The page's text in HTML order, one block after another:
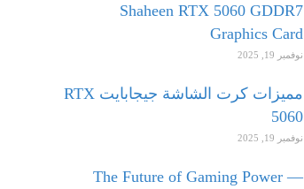
Shaheen RTX 5060 GDDR7
Graphics Card
نوفمبر 19, 2025
مميزات كرت الشاشة جيجابايت RTX
5060
نوفمبر 19, 2025
The Future of Gaming Power —